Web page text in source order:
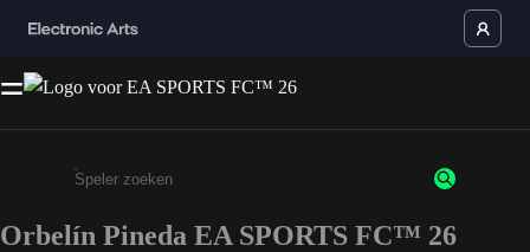
Enter a minimum of 3 characters or numbers
Orbelín Pineda EA SPORTS FC™ 26